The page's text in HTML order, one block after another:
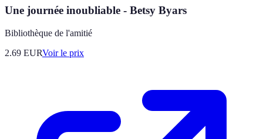
Une journée inoubliable - Betsy Byars
Bibliothèque de l'amitié
2.69 EURVoir le prix